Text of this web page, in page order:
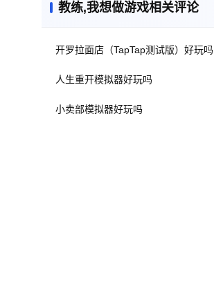
教练,我想做游戏相关评论
开罗拉面店（TapTap测试版）好玩吗
人生重开模拟器好玩吗
小卖部模拟器好玩吗